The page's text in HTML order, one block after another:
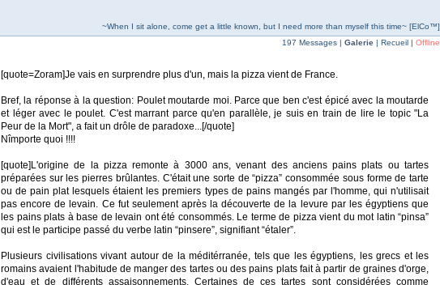
~When I sit alone, come get a little known, but I need more than myself this time~ [ElCo™]
197 Messages | Galerie | Recueil | Offline
[quote=Zoram]Je vais en surprendre plus d'un, mais la pizza vient de France.
Bref, la réponse à la question: Poulet moutarde moi. Parce que ben c'est épicé avec la moutarde
et léger avec le poulet. C'est marrant parce qu'en parallèle, je suis en train de lire le topic "La
Peur de la Mort", a fait un drôle de paradoxe...[/quote]
Nîmporte quoi !!!!
[quote]L'origine de la pizza remonte à 3000 ans, venant des anciens pains plats ou tartes
préparées sur les pierres brûlantes. C'était une sorte de “pizza” consommée sous forme de tarte
ou de pain plat lesquels étaient les premiers types de pains mangés par l'homme, qui n'utilisait
pas encore de levain. Ce fut seulement après la découverte de la levure par les égyptiens que
les pains plats à base de levain ont été consommés. Le terme de pizza vient du mot latin “pinsa”
qui est le participe passé du verbe latin “pinsere”, signifiant “étaler”.
Plusieurs civilisations vivant autour de la méditérranée, tels que les égyptiens, les grecs et les
romains avaient l'habitude de manger des tartes ou des pains plats fait à partir de graines d'orge,
d'eau et de différents assaisonnements. Certaines de ces tartes sont considérées comme